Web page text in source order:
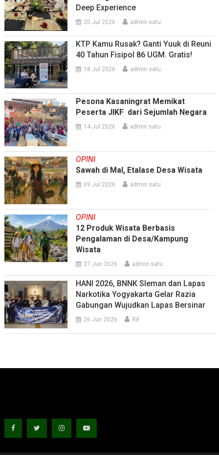
Deep Experience
20 Jul 2026 admin satu
KTP Kamu Rusak? Ganti Yuuk di Reuni
40 Tahun Fisipol 86 UGM. Gratis!
18 Jul 2026 admin satu
Pesona Kasaningrat Memikat
Peserta JIKF dari Sejumlah Negara
14 Jul 2026 admin satu
OPINI
Sawah di Mal, Etalase Desa Wisata
09 Jul 2026 admin satu
OPINI
12 Produk Wisata Berbasis
Pengalaman di Desa/Kampung
Wisata
27 Jun 2026 admin satu
HANI 2026, BNNK Sleman dan Lapas
Narkotika Yogyakarta Gelar Razia
Gabungan Wujudkan Lapas Bersinar
26 Jun 2026 Rif